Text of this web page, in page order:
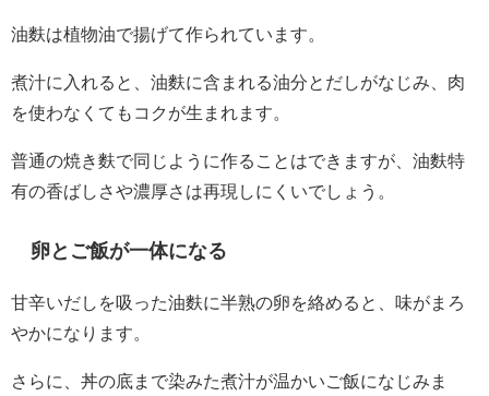
油麩は植物油で揚げて作られています。
煮汁に入れると、油麩に含まれる油分とだしがなじみ、肉
を使わなくてもコクが生まれます。
普通の焼き麩で同じように作ることはできますが、油麩特
有の香ばしさや濃厚さは再現しにくいでしょう。
卵とご飯が一体になる
甘辛いだしを吸った油麩に半熟の卵を絡めると、味がまろ
やかになります。
さらに、丼の底まで染みた煮汁が温かいご飯になじみま